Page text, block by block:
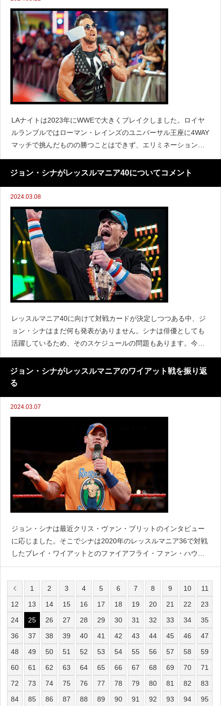
LAナイトは2023年にWWEで大きくブレイクしました。ロイヤ
ルランブルではローマン・レインズのユニバーサル王座に4WAY
マッチで挑んだものの勝つことはできず、エリミネーション・
チェンバーではAJスタイルズの邪魔が入ってレッスルマニア40
での王座挑戦権を逃しました。現在はそのAJスタ
ジョン・シナがレッスルマニア40についてコメント
2024.03.08
レッスルマニア40に向けて対戦カードが決定しつつある中、ジ
ョン・シナはまだ何も発表がありません。シナは俳優としても
活躍しているため、そのスケジュールの問題もあります。今年
のレッスルマニア40に登場するかどうか注目が集まっているシ
ナは『The Tonight Show』に出演し、レッス
ジョン・シナがレッスルマニアのワイアット戦を振り返
る
2024.03.07
ジョン・シナは最近クリス・ヴァン・ブリットのインタビュー
に応じました。そこでシナは2020年のレッスルマニア36で対戦
したブレイ・ワイアットとのファイアフライ・ファン・ハウス
マッチを振り返りました。「ファイアフライ・ファン・ハウス
1
2 3 4 5 6 7 8 9 10
11
12
13 14 15 16 17 18 19 20 21 22
23
24
25 26 27 28 29 30 31 32 33 34
35
36
37 38 39 40 41 42 43 44 45 46
47
48
49 50 51 52 53 54 55 56 57 58
59
60
61 62 63 64 65 66 67 68 69 70
71
72
73 74 75 76 77 78 79 80 81 82
83
84
85 86 87 88 89 90 91 92 93 94
95